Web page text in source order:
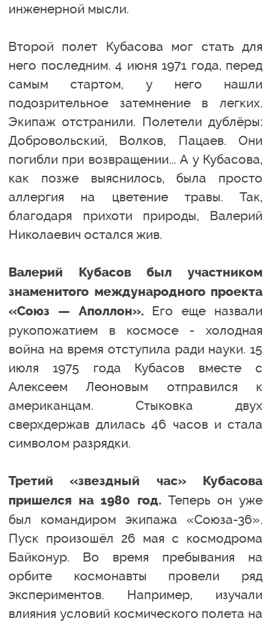
инженерной мысли.
Второй полет Кубасова мог стать для
него последним. 4 июня 1971 года, перед
самым стартом, у него нашли
подозрительное затемнение в легких.
Экипаж отстранили. Полетели дублёры:
Добровольский, Волков, Пацаев. Они
погибли при возвращении... А у Кубасова,
как позже выяснилось, была просто
аллергия на цветение травы. Так,
благодаря прихоти природы, Валерий
Николаевич остался жив.
Валерий Кубасов был участником
знаменитого международного проекта
«Союз — Аполлон». Его еще назвали
рукопожатием в космосе - холодная
война на время отступила ради науки. 15
июля 1975 года Кубасов вместе с
Алексеем Леоновым отправился к
американцам. Стыковка двух
сверхдержав длилась 46 часов и стала
символом разрядки.
Третий «звездный час» Кубасова
пришелся на 1980 год. Теперь он уже
был командиром экипажа «Союза-36».
Пуск произошёл 26 мая с космодрома
Байконур. Во время пребывания на
орбите космонавты провели ряд
экспериментов. Например, изучали
влияния условий космического полета на